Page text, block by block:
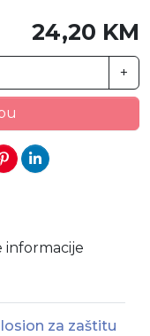
24,20 KM
+
informacije
za zaštitu